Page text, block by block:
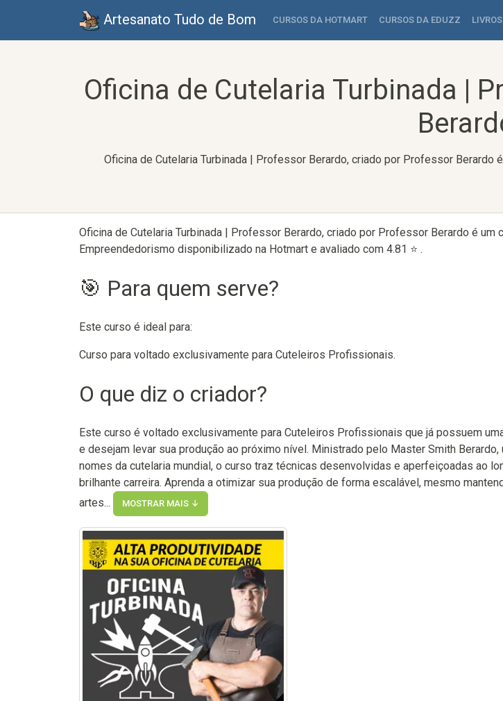
Artesanato Tudo de Bom CURSOS DA HOTMART CURSOS DA EDUZZ
Oficina de Cutelaria Turbinada |
Oficina de Cutelaria Turbinada | Professor Berardo, criado por Professor
Oficina de Cutelaria Turbinada | Professor Berardo, criado por Professor Berardo é um
Empreendedorismo disponibilizado na Hotmart e avaliado com 4.81 ⭐ .
🎯 Para quem serve?
Este curso é ideal para:
Curso para voltado exclusivamente para Cuteleiros Profissionais.
O que diz o criador?
Este curso é voltado exclusivamente para Cuteleiros Profissionais que já possuem
e desejam levar sua produção ao próximo nível. Ministrado pelo Master Smith Berardo,
nomes da cutelaria mundial, o curso traz técnicas desenvolvidas e aperfeiçoadas ao
brilhante carreira. Aprenda a otimizar sua produção de forma escalável, mesmo
artes...
MOSTRAR MAIS ↓